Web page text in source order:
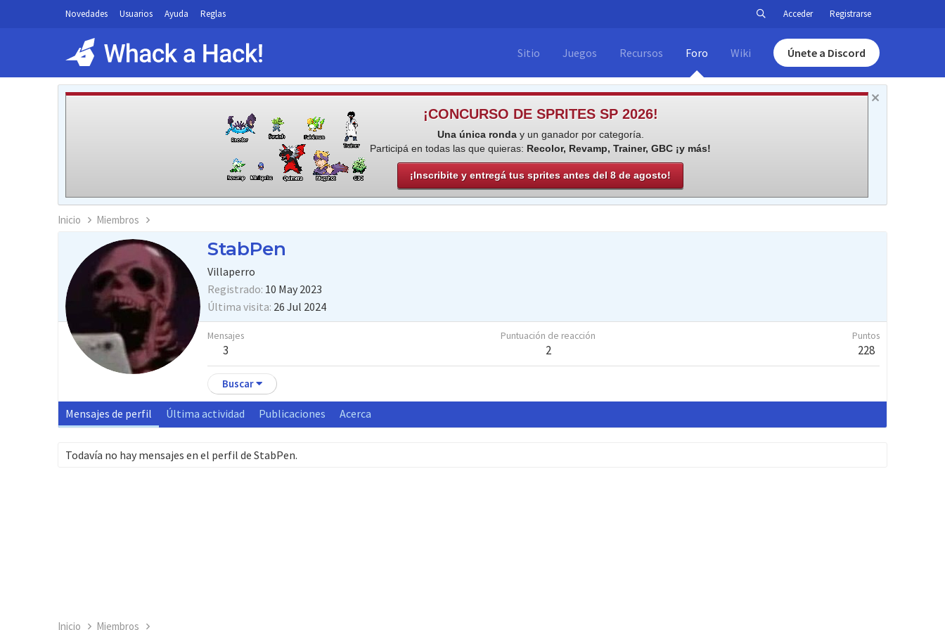
Novedades Usuarios Ayuda Reglas Acceder Registrarse
Sitio Juegos Recursos Foro Wiki Únete a Discord
¡CONCURSO DE SPRITES SP 2026!
Una única ronday un ganador por categoría.
Participá en todas las que quieras: Recolor, Revamp, Trainer, GBC ¡y más!
¡Inscribite y entregá tus sprites antes del 8 de agosto!
Inicio Miembros
StabPen
Villaperro
Registrado 10 May 2023
Última visita 26 Jul 2024
Mensajes
3
Puntuación de reacción
2
Puntos
228
Buscar
Mensajes de perfil Última actividad Publicaciones Acerca
Todavía no hay mensajes en el perfil de StabPen.
Inicio Miembros